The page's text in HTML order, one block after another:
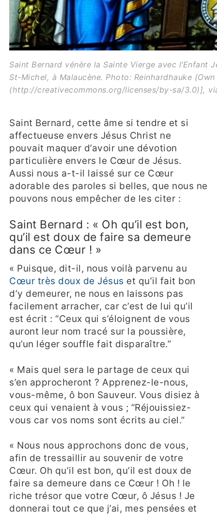
Saint Bernard vénère la Sainte Vierge avec l’Enfant
St-Michel, à Malaucène. Photo: Reinhardhauke
(http://creativecommons.org/licenses/by-sa/3.0)],
Saint Bernard, cette âme si tendre et si
affectueuse envers Jésus Christ ne
pouvait maquer d’avoir une dévotion
particulière envers le Cœur de Jésus.
Aussi nous a-t-il laissé sur ce Cœur
adorable des paroles si belles, que nous ne
pouvons nous empêcher de les citer :
Saint Bernard : « Oh qu’il est bon,
qu’il est doux de faire sa demeure
dans ce Cœur ! »
« Puisque, dit-il, nous voilà parvenu au
Cœur très doux de Jésus et qu’il fait bon
d’y demeurer, ne nous en laissons pas
facilement arracher, car c’est de lui qu’il
est écrit : “Ceux qui s’éloignent de vous
auront leur nom tracé sur la poussière,
qu’un léger souffle fait disparaître.”
« Mais quel sera le partage de ceux qui
s’en approcheront ? Apprenez-le-nous,
vous-même, ô bon Sauveur. Vous disiez à
ceux qui venaient à vous ; “Réjouissiez-
vous car vos noms sont écrits au ciel.”
« Nous nous approchons donc de vous,
afin de tressaillir au souvenir de votre
Cœur. Oh qu’il est bon, qu’il est doux de
faire sa demeure dans ce Cœur ! Oh ! le
riche trésor que votre Cœur, ô Jésus ! Je
donnerai tout ce que j’ai, mes pensées et